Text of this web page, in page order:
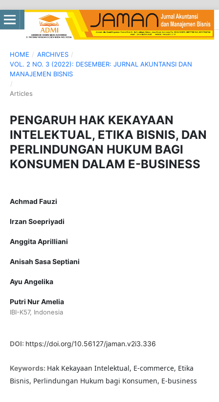
HOME / ARCHIVES /
VOL. 2 NO. 3 (2022): DESEMBER: JURNAL AKUNTANSI DAN
MANAJEMEN BISNIS
/
Articles
PENGARUH HAK KEKAYAAN
INTELEKTUAL, ETIKA BISNIS, DAN
PERLINDUNGAN HUKUM BAGI
KONSUMEN DALAM E-BUSINESS
Achmad Fauzi
Irzan Soepriyadi
Anggita Aprilliani
Anisah Sasa Septiani
Ayu Angelika
Putri Nur Amelia
IBI-K57, Indonesia
DOI: https://doi.org/10.56127/jaman.v2i3.336
Keywords: Hak Kekayaan Intelektual, E-commerce, Etika
Bisnis, Perlindungan Hukum bagi Konsumen, E-business